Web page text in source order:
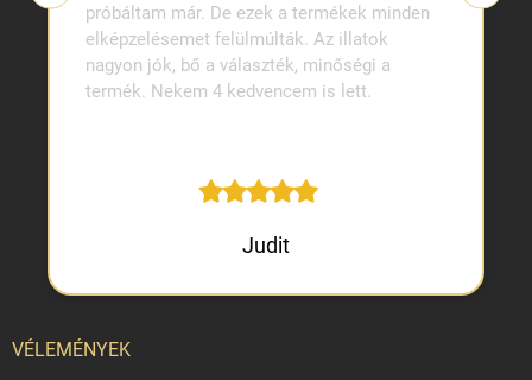
próbáltam már. De ezek a termékek minden
elképzelésemet felülmúlták. Az illatok
nagyon jók, bő a választék, minőségi a
termék. Nekem 4 kedvencem is lett.
Judit
VÉLEMÉNYEK